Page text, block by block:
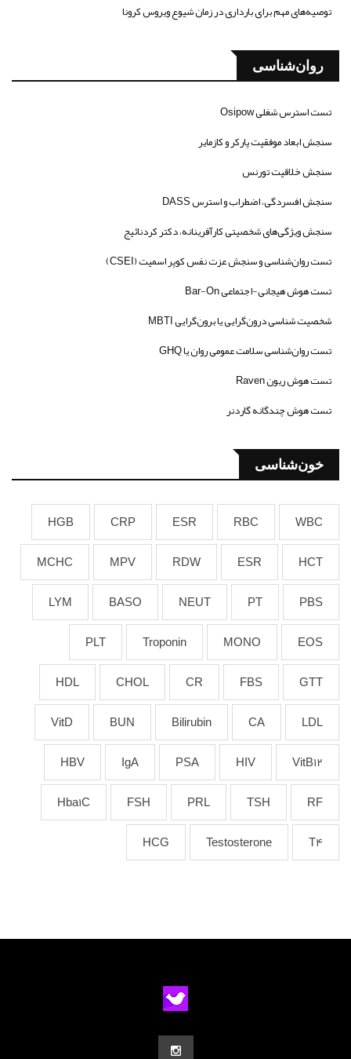
توصیه‌های مهم برای بارداری در زمان شیوع ویروس کرونا
روان‌شناسی
تست استرس شغلی Osipow
سنجش ابعاد موفقیت پارکر و کازمایر
سنجش خلاقیت تورنس
سنجش افسردگی، اضطراب و استرس DASS
سنجش ویژگی‌های شخصیتی کارآفرینانه، دکتر کردنائیج
تست روان‌شناسی و سنجش عزت نفس کوپر اسمیت (CSEI)
تست هوش هیجانی-اجتماعی Bar-On
شخصیت شناسی درون‌گرایی یا برون‌گرایی MBTI
تست روان‌شناسی سلامت عمومی روان یا GHQ
تست هوش ریون Raven
تست هوش چندگانه گاردنر
خون‌شناسی
WBC
RBC
ESR
CRP
HGB
HCT
ESR
RDW
MPV
MCHC
PBS
PT
NEUT
BASO
LYM
EOS
MONO
Troponin
PLT
GTT
FBS
CR
CHOL
HDL
LDL
CA
Bilirubin
BUN
VitD
VitB12
HIV
PSA
IgA
HBV
RF
TSH
PRL
FSH
Hba1C
T4
Testosterone
HCG